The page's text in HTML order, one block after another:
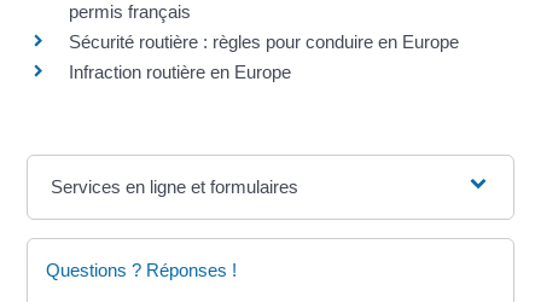
permis français
Sécurité routière : règles pour conduire en Europe
Infraction routière en Europe
Services en ligne et formulaires
Questions ? Réponses !